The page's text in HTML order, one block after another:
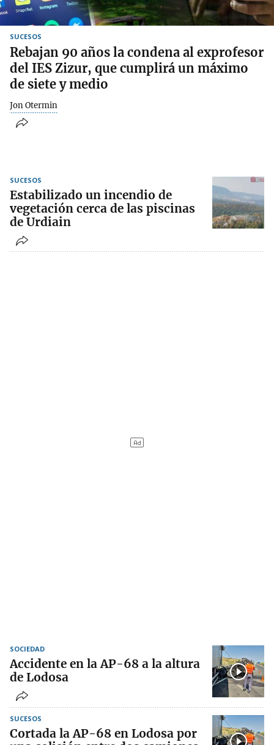
SUCESOS
Rebajan 90 años la condena al exprofesor
del IES Zizur, que cumplirá un máximo
de siete y medio
Jon Otermin
SUCESOS
Estabilizado un incendio de
vegetación cerca de las piscinas
de Urdiain
SOCIEDAD
Accidente en la AP-68 a la altura
de Lodosa
SUCESOS
Cortada la AP-68 en Lodosa por